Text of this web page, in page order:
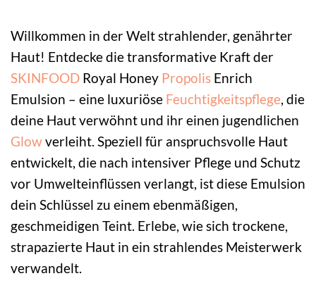
Willkommen in der Welt strahlender, genährter
Haut! Entdecke die transformative Kraft der
SKINFOOD Royal Honey Propolis Enrich
Emulsion – eine luxuriöse Feuchtigkeitspflege , die
deine Haut verwöhnt und ihr einen jugendlichen
Glowverleiht. Speziell für anspruchsvolle Haut
entwickelt, die nach intensiver Pflege und Schutz
vor Umwelteinflüssen verlangt, ist diese Emulsion
dein Schlüssel zu einem ebenmäßigen,
geschmeidigen Teint. Erlebe, wie sich trockene,
strapazierte Haut in ein strahlendes Meisterwerk
verwandelt.